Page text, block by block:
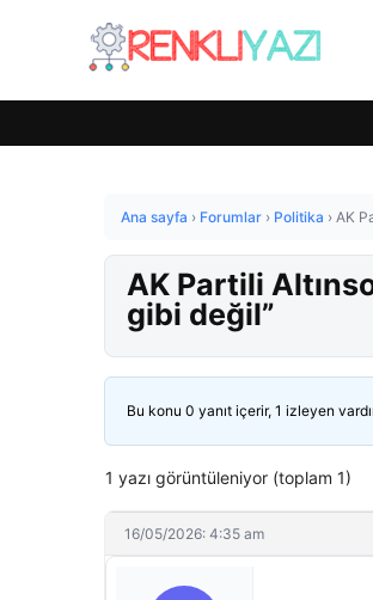
Ana sayfa › Forumlar › Politika › AK
AK Partili
gibi değil”
Bu konu 0 yanıt içerir, 1 izleyen
1 yazı görüntüleniyor (toplam 1)
16/05/2026: 4:35 am